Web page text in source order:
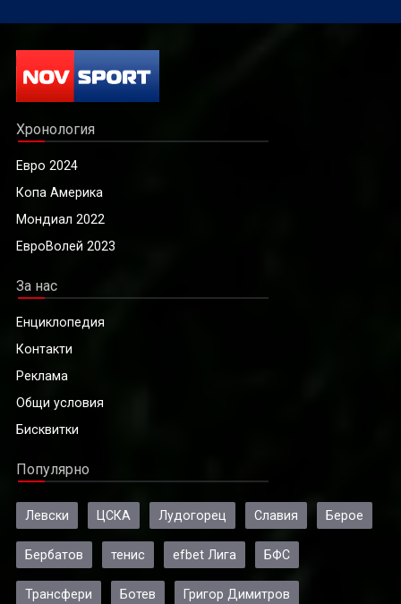
Хронология
Евро 2024
Копа Америка
Мондиал 2022
ЕвроВолей 2023
За нас
Енциклопедия
Контакти
Реклама
Общи условия
Бисквитки
Популярно
Левски ЦСКА Лудогорец Славия Берое
Бербатов тенис efbet Лига БФС
Трансфери Ботев Григор Димитров